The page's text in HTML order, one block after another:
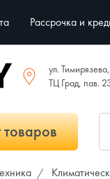
Рассрочка и
ул.
ТЦ Град, пав.